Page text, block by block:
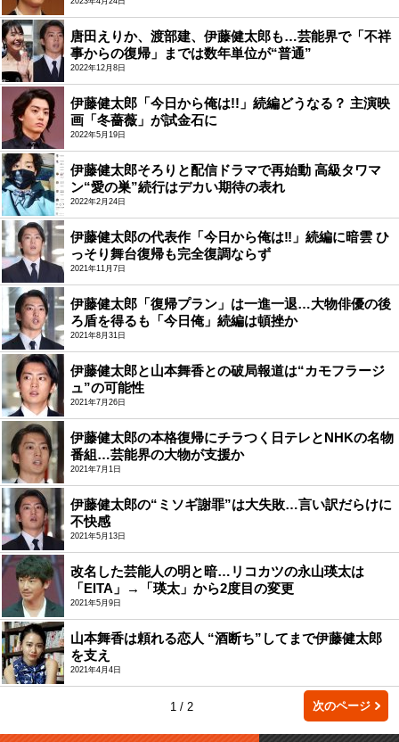
唐田えりか、渡部建、伊藤健太郎も…芸能界で「不祥
事からの復帰」までは数年単位が“普通”
2022年12月8日
伊藤健太郎「今日から俺は!!」続編どうなる？ 主演映
画「冬薔薇」が試金石に
2022年5月19日
伊藤健太郎そろりと配信ドラマで再始動 高級タワマ
ン“愛の巣”続行はデカい期待の表れ
2022年2月24日
伊藤健太郎の代表作「今日から俺は‼」続編に暗雲 ひ
っそり舞台復帰も完全復調ならず
2021年11月7日
伊藤健太郎「復帰プラン」は一進一退…大物俳優の後
ろ盾を得るも「今日俺」続編は頓挫か
2021年8月31日
伊藤健太郎と山本舞香との破局報道は“カモフラージ
ュ”の可能性
2021年7月26日
伊藤健太郎の本格復帰にチラつく日テレとNHKの名物
番組…芸能界の大物が支援か
2021年7月1日
伊藤健太郎の“ミソギ謝罪”は大失敗…言い訳だらけに
不快感
2021年5月13日
改名した芸能人の明と暗…リコカツの永山瑛太は
「EITA」→「瑛太」から2度目の変更
2021年5月9日
山本舞香は頼れる恋人 “酒断ち”してまで伊藤健太郎
を支え
2021年4月4日
1 / 2 次のページ